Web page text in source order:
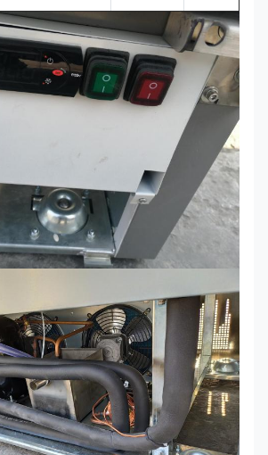
2500*730*2000 1700
680*730*2000 400
-16 /
810
1875*730*2000